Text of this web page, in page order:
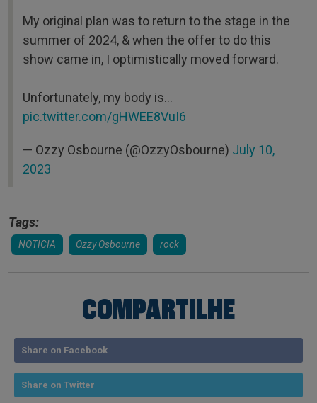
My original plan was to return to the stage in the
summer of 2024, & when the offer to do this
show came in, I optimistically moved forward.
Unfortunately, my body is…
pic.twitter.com/gHWEE8VuI6
— Ozzy Osbourne (@OzzyOsbourne) July 10,
2023
Tags:
NOTICIA Ozzy Osbourne rock
COMPARTILHE
Share on Facebook
Share on Twitter